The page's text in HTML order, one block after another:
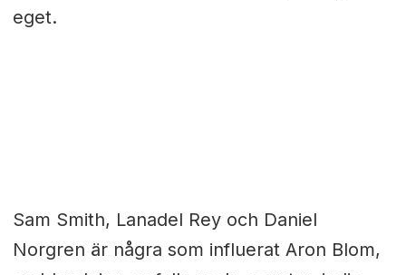
eget.
Sam Smith, Lanadel Rey och Daniel
Norgren är några som influerat Aron Blom,